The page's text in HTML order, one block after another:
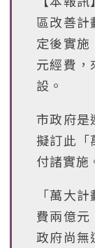
區改善計
定後實施
元經費，
設。
市政府是
擬訂此「
付諸實施
「萬大
費兩億元
政府尚無